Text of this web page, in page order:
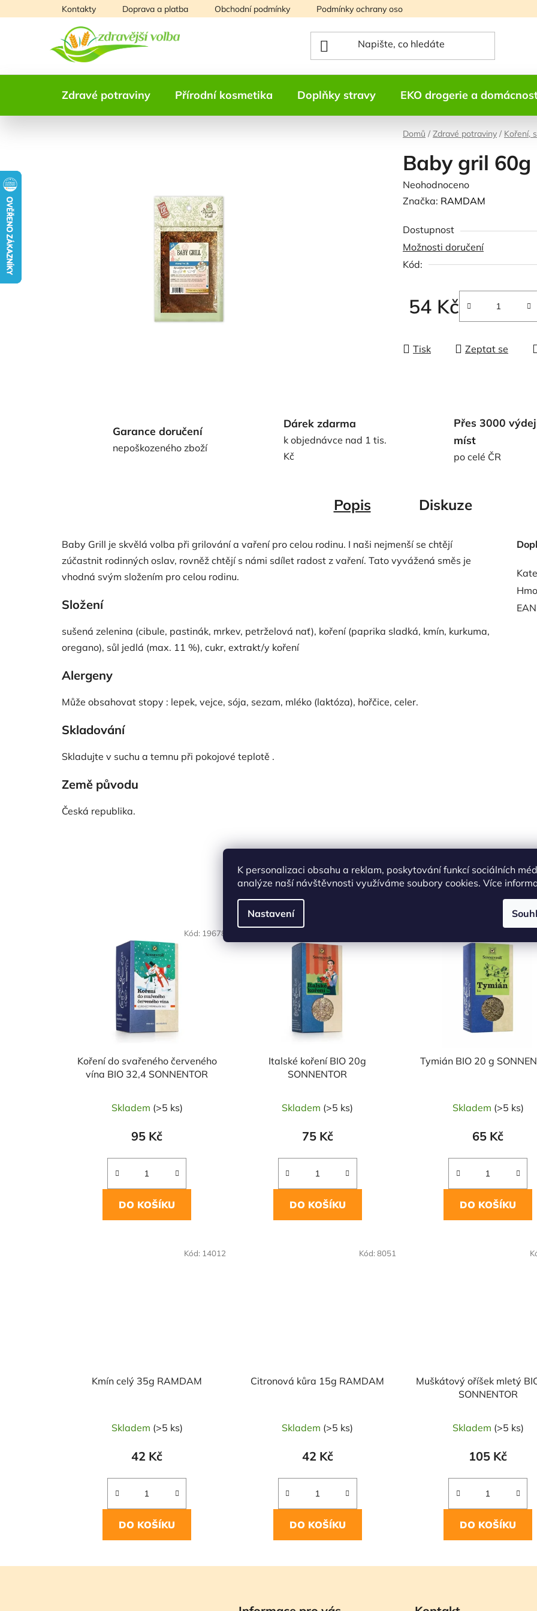
K personalizaci obsahu a reklam, poskytování funkcí sociálních
analýze naší návštěvnosti využíváme soubory cookies. Více
Nastavení
na
Kontakty Doprava a platba Obchodní podmínky Podmínky ochrany osobních údajů
Zdravé potraviny Přírodní kosmetika Doplňky stravy EKO drogerie a
Domů / Zdravé potraviny / Koření,
Baby gril 60g
Průměrné
hodnocení
je
0,0
z
hvězdiček.
Neohodnoceno
Značka: RAMDAM
Dostupnost
Možnosti doručení
Kód:
54 Kč
Měrná cena:
Tisk Zeptat se
Garance doručení
nepoškozeného zboží
Dárek zdarma
k objednávce nad 1 tis.
Kč
Přes 3000
míst
po celé ČR
Popis Diskuze
Baby Grill je skvělá volba při grilování a vaření pro celou rodinu. I naši nejmenší se chtějí
zúčastnit rodinných oslav, rovněž chtějí s námi sdílet radost z vaření. Tato vyvážená směs je
vhodná svým složením pro celou rodinu.
Složení
sušená zelenina (cibule, pastinák, mrkev, petrželová nať), koření (paprika sladká, kmín, kurkuma,
oregano), sůl jedlá (max. 11 %), cukr, extrakt/y koření
Alergeny
Může obsahovat stopy : lepek, vejce, sója, sezam, mléko (laktóza), hořčice, celer.
Skladování
Skladujte v suchu a temnu při pokojové teplotě .
Země původu
Česká republika.
EAN
Podobné produkty
Koření do svařeného červeného
vína BIO 32,4 SONNENTOR
Skladem (>5 ks)
95 Kč
DO KOŠÍKU
Kód: 19678
Italské koření BIO 20g
SONNENTOR
Skladem (>5 ks)
75 Kč
DO KOŠÍKU
Tymián BIO 20 g
Skladem (>5 ks)
65 Kč
DO KOŠÍKU
Kmín celý 35g RAMDAM
Skladem (>5 ks)
42 Kč
DO KOŠÍKU
Kód: 14012
Citronová kůra 15g RAMDAM
Skladem (>5 ks)
42 Kč
DO KOŠÍKU
Kód: 8051
Muškátový oříšek mletý
SONNENTOR
Skladem (>5 ks)
105 Kč
DO KOŠÍKU